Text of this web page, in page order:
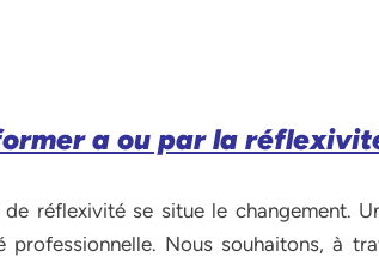
a ou par la
réflexivité se situe le changement.
Nous souhaitons, à